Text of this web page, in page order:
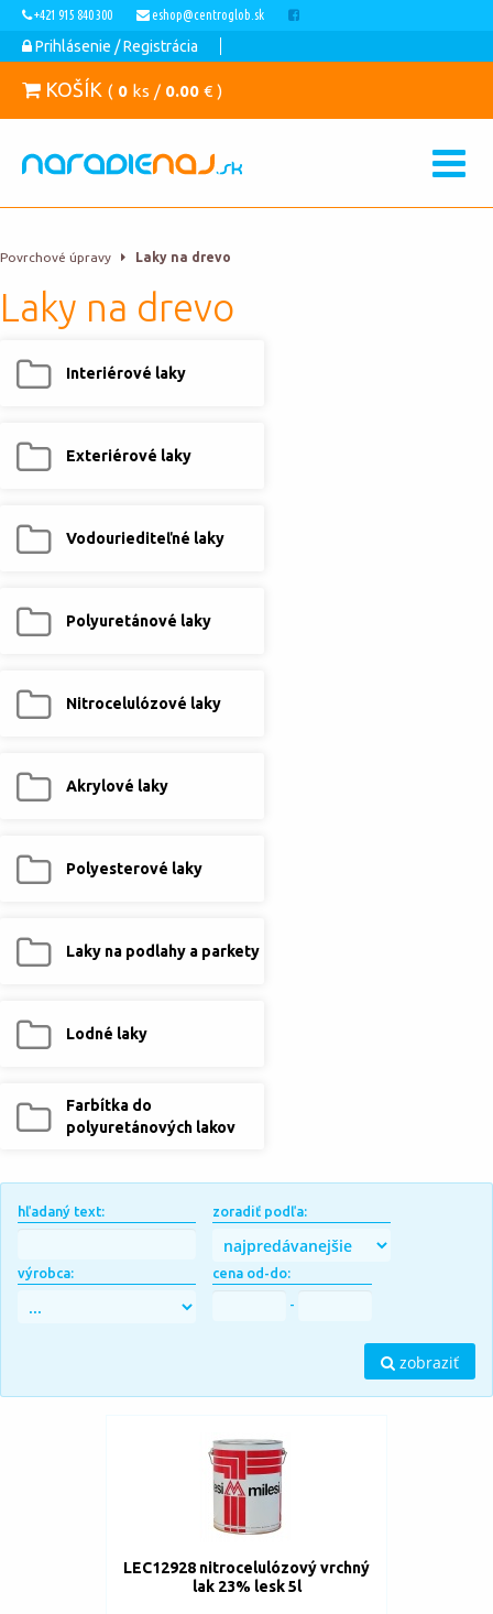
+421 915 840 300 eshop@centroglob.sk
Prihlásenie / Registrácia
KOŠÍK ( 0 ks / 0.00 € )
Povrchové úpravy Laky na drevo
Laky na drevo
Interiérové laky
Exteriérové laky
Vodouriediteľné laky
Polyuretánové laky
Nitrocelulózové laky
Akrylové laky
Polyesterové laky
Laky na podlahy a parkety
Lodné laky
Farbítka do
polyuretánových lakov
hľadaný text: zoradiť podľa:
výrobca: cena od-do:
-
zobraziť
LEC12928 nitrocelulózový vrchný
lak 23% lesk 5l